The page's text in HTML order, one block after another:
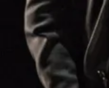
Garcia Llorca.